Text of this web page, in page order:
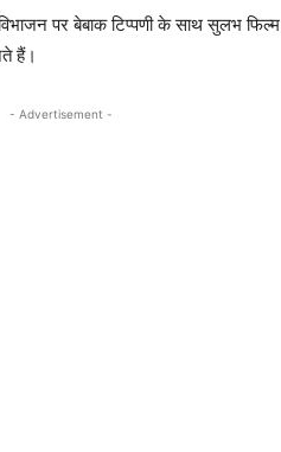
पर बेबाक टिप्पणी के साथ सुलभ
हैं।
- Advertisement -